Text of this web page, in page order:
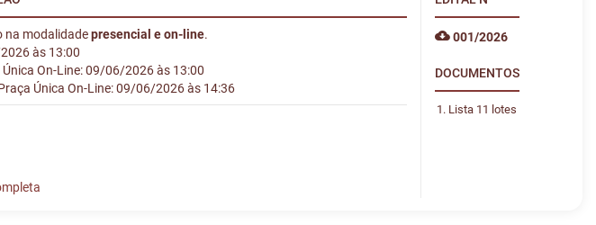
na modalidadepresencial e on-line.
às 13:00
On-Line: 09/06/2026 às 13:00
Única On-Line: 09/06/2026 às 14:36
001/2026
DOCUMENTOS
Lista 11 lotes